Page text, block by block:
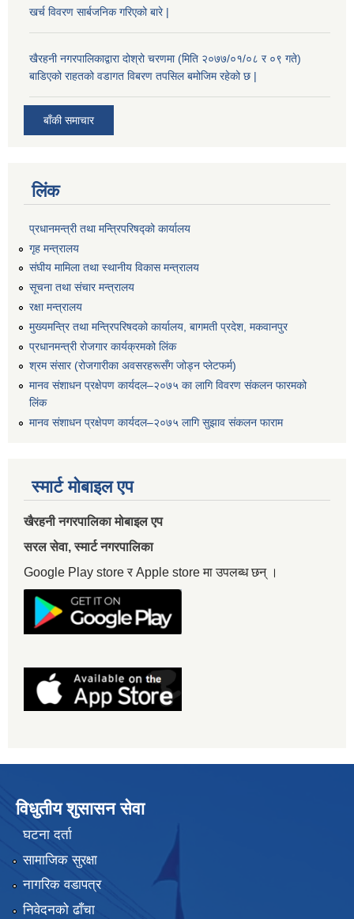
खर्च विवरण सार्बजनिक गरिएको बारे |
खैरहनी नगरपालिकाद्वारा दोश्रो चरणमा (मिति २०७७/०१/०८ र ०९ गते)
बाडिएको राहतको वडागत विबरण तपसिल बमोजिम रहेको छ |
बाँकी समाचार
लिंक
प्रधानमन्त्री तथा मन्त्रिपरिषद्को कार्यालय
गृह मन्त्रालय
संघीय मामिला तथा स्थानीय विकास मन्त्रालय
सूचना तथा संचार मन्त्रालय
रक्षा मन्त्रालय
मुख्यमन्त्रि तथा मन्त्रिपरिषदको कार्यालय, बागमती प्रदेश, मकवानपुर
प्रधानमन्त्री रोजगार कार्यक्रमको लिंक
श्रम संसार (रोजगारीका अवसरहरूसँग जोड्न प्लेटफर्म)
मानव संशाधन प्रक्षेपण कार्यदल–२०७५ का लागि विवरण संकलन फारमको
लिंक
मानव संशाधन प्रक्षेपण कार्यदल–२०७५ लागि सुझाव संकलन फाराम
स्मार्ट मोबाइल एप
खैरहनी नगरपालिका मोबाइल एप
सरल सेवा, स्मार्ट नगरपालिका
Google Play store र Apple store मा उपलब्ध छन् ।
विधुतीय शुसासन सेवा
घटना दर्ता
सामाजिक सुरक्षा
नागरिक वडापत्र
निवेदनको ढाँचा